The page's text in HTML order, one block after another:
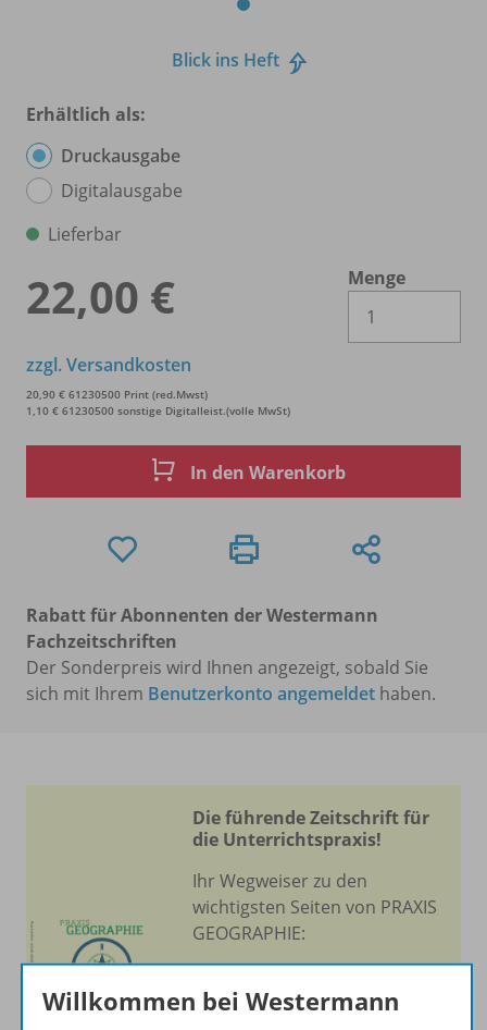
Blick ins Heft
Erhältlich als:
Druckausgabe
Digitalausgabe
Lieferbar
22,00 €
Menge
zzgl. Versandkosten
20,90 € 61230500 Print (red.Mwst)
1,10 € 61230500 sonstige Digitalleist.(volle MwSt)
In den Warenkorb
Rabatt für Abonnenten der Westermann
Fachzeitschriften
Der Sonderpreis wird Ihnen angezeigt, sobald Sie
sich mit Ihrem Benutzerkonto angemeldet haben.
Die führende Zeitschrift für
die Unterrichtspraxis!
Ihr Wegweiser zu den
wichtigsten Seiten von PRAXIS
GEOGRAPHIE:
zum Zeitschriftenkiosk
Willkommen bei Westermann